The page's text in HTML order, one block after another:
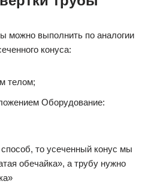
можно выполнить по аналогии
конуса:
телом;
Оборудование:
то усеченный конус мы
обечайка», а трубу нужно